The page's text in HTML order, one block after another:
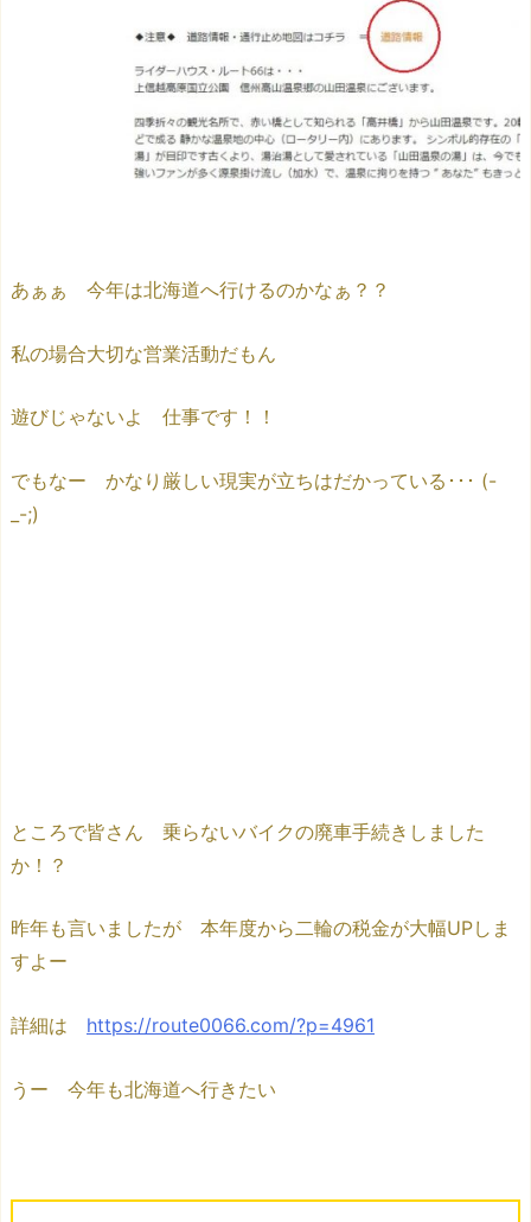
あぁぁ 今年は北海道へ行けるのかなぁ？？
私の場合大切な営業活動だもん
遊びじゃないよ 仕事です！！
でもなー かなり厳しい現実が立ちはだかっている･･･ (-
_-;)
ところで皆さん 乗らないバイクの廃車手続きしました
か！？
昨年も言いましたが 本年度から二輪の税金が大幅UPしま
すよー
詳細は https://route0066.com/?p=4961
うー 今年も北海道へ行きたい